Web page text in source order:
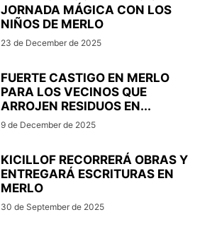
JORNADA MÁGICA CON LOS
NIÑOS DE MERLO
23 de December de 2025
FUERTE CASTIGO EN MERLO
PARA LOS VECINOS QUE
ARROJEN RESIDUOS EN...
9 de December de 2025
KICILLOF RECORRERÁ OBRAS Y
ENTREGARÁ ESCRITURAS EN
MERLO
30 de September de 2025